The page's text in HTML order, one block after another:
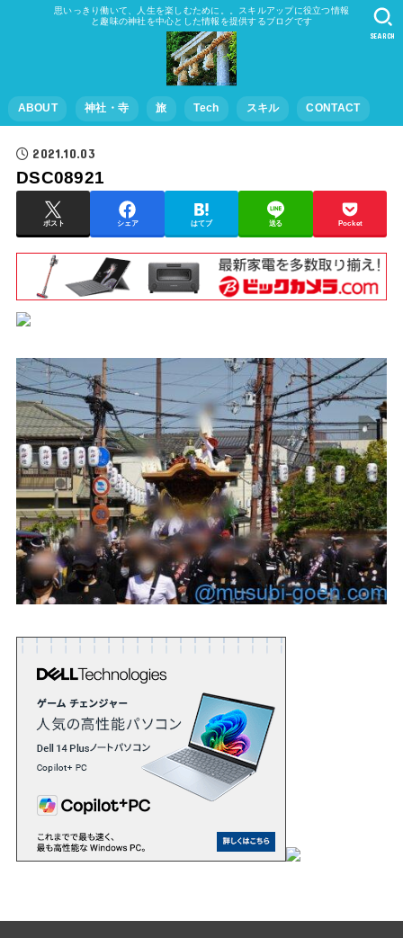
思いっきり働いて、人生を楽しむために。。スキルアップに役立つ情報
と趣味の神社を中心とした情報を提供するブログです
ABOUT 神社・寺 旅 Tech スキル CONTACT
SEARCH
2021.10.03
DSC08921
ポスト シェア はてブ 送る Pocket